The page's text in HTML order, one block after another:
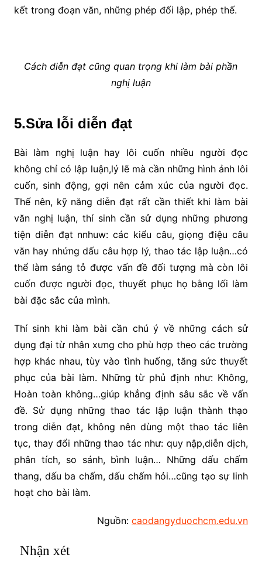
kết trong đoạn văn, những phép đối lập, phép thế.
Cách diễn đạt cũng quan trọng khi làm bài phần
nghị luận
5.Sửa lỗi diễn đạt
Bài làm nghị luận hay lôi cuốn nhiều người đọc
không chỉ có lập luận,lý lẽ mà cần những hình ảnh lôi
cuốn, sinh động, gợi nên cảm xúc của người đọc.
Thế nên, kỹ năng diễn đạt rất cần thiết khi làm bài
văn nghị luận, thí sinh cần sử dụng những phương
tiện diễn đạt nnhuw: các kiểu câu, giọng điệu câu
văn hay nhứng dấu câu hợp lý, thao tác lập luận…có
thể làm sáng tỏ được vấn đề đối tượng mà còn lôi
cuốn được người đọc, thuyết phục họ bằng lối làm
bài đặc sắc của mình.
Thí sinh khi làm bài cần chú ý về những cách sử
dụng đại từ nhân xưng cho phù hợp theo các trường
hợp khác nhau, tùy vào tình huống, tăng sức thuyết
phục của bài làm. Những từ phủ định như: Không,
Hoàn toàn không…giúp khẳng định sâu sắc về vấn
đề. Sử dụng những thao tác lập luận thành thạo
trong diễn đạt, không nên dùng một thao tác liên
tục, thay đổi những thao tác như: quy nập,diễn dịch,
phân tích, so sánh, bình luận… Những dấu chấm
thang, dấu ba chấm, dấu chấm hỏi…cũng tạo sự linh
hoạt cho bài làm.
Nguồn:caodangyduochcm.edu.vn
Nhận xét